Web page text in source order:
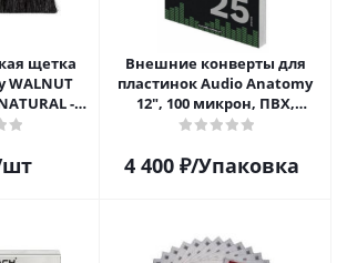
щетка
WALNUT
-
Внешние конверты для
пластинок Audio Anatomy
12", 100 микрон, ПВХ,
GATEFOLD (25 шт)
4 400₽/Упаковка